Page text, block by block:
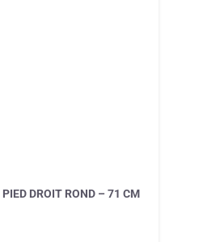
DROIT ROND – 71 CM